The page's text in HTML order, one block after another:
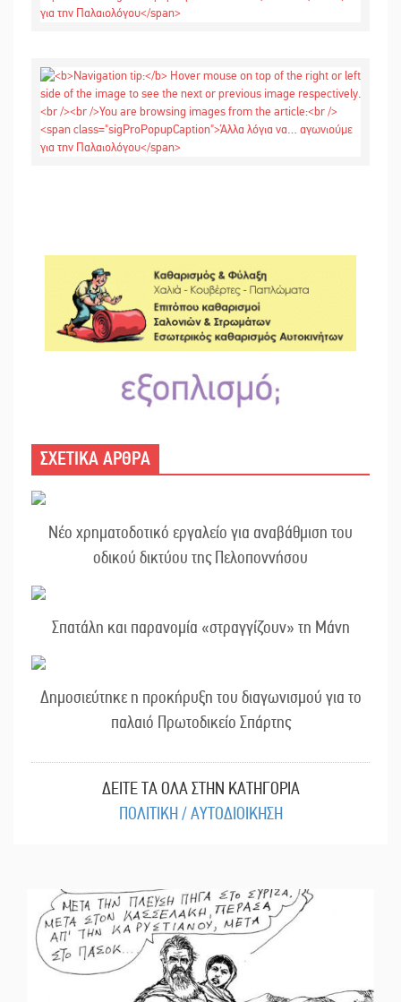
ΣΧΕΤΙΚΑ ΑΡΘΡΑ
Νέο χρηματοδοτικό εργαλείο για αναβάθμιση του
οδικού δικτύου της Πελοποννήσου
Σπατάλη και παρανομία «στραγγίζουν» τη Μάνη
Δημοσιεύτηκε η προκήρυξη του διαγωνισμού για το
παλαιό Πρωτοδικείο Σπάρτης
ΔΕΙΤΕ ΤΑ ΟΛΑ ΣΤΗΝ ΚΑΤΗΓΟΡΙΑ
ΠΟΛΙΤΙΚΗ / ΑΥΤΟΔΙΟΙΚΗΣΗ